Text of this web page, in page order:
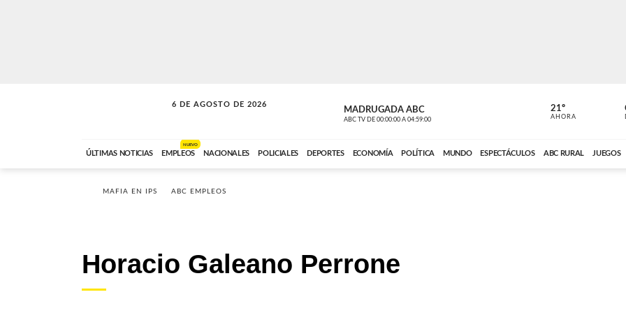
6 DE AGOSTO DE 2026
SOLO MÚSICA MADRUGADA ABC
ABC TV DE 00:00:00 A 04:59:00 ABC CARDINAL
21º
AHORA
ÚLTIMAS NOTICIAS EMPLEOS
NUEVO
NACIONALES POLICIALES DEPORTES ECONOMÍA POLÍTICA MUNDO ESPECTÁCULOS ABC RURAL JUEGOS
MAFIA EN IPS ABC EMPLEOS
Horacio Galeano Perrone